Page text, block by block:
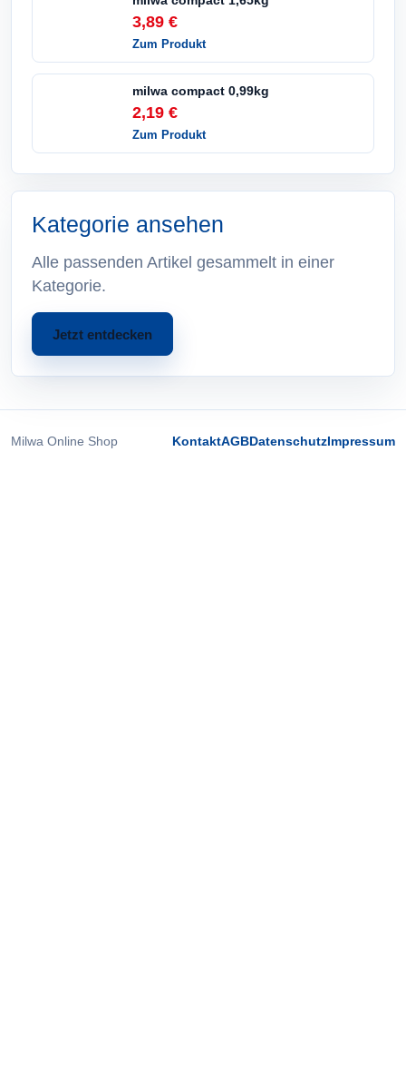
3,89 €
Zum Produkt
milwa compact 0,99kg
2,19 €
Zum Produkt
Kategorie ansehen
Alle passenden Artikel gesammelt in einer
Kategorie.
Jetzt entdecken
Milwa Online Shop KontaktAGBDatenschutzImpressum